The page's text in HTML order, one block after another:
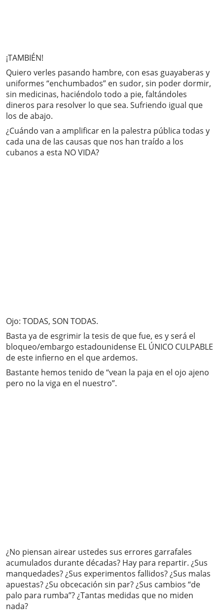
¡TAMBIÉN!
Quiero verles pasando hambre, con esas guayaberas y
uniformes “enchumbados” en sudor, sin poder dormir,
sin medicinas, haciéndolo todo a pie, faltándoles
dineros para resolver lo que sea. Sufriendo igual que
los de abajo.
¿Cuándo van a amplificar en la palestra pública todas y
cada una de las causas que nos han traído a los
cubanos a esta NO VIDA?
Ojo: TODAS, SON TODAS.
Basta ya de esgrimir la tesis de que fue, es y será el
bloqueo/embargo estadounidense EL ÚNICO CULPABLE
de este infierno en el que ardemos.
Bastante hemos tenido de “vean la paja en el ojo ajeno
pero no la viga en el nuestro”.
¿No piensan airear ustedes sus errores garrafales
acumulados durante décadas? Hay para repartir. ¿Sus
manquedades? ¿Sus experimentos fallidos? ¿Sus malas
apuestas? ¿Su obcecación sin par? ¿Sus cambios “de
palo para rumba”? ¿Tantas medidas que no miden
nada?